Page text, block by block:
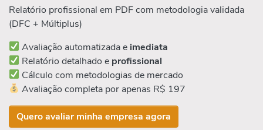
Relatório profissional em PDF com metodologia validada
(DFC + Múltiplus)
Avaliação automatizada e imediata
Relatório detalhado e profissional
Cálculo com metodologias de mercado
Avaliação completa por apenas R$ 197
Quero avaliar minha empresa agora